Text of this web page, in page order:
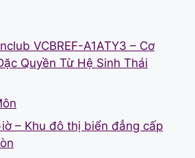
VCBREF-A1ATY3 – Cơ
Quyền Từ Hệ Sinh Thái
– Khu đô thị biển đẳng cấp